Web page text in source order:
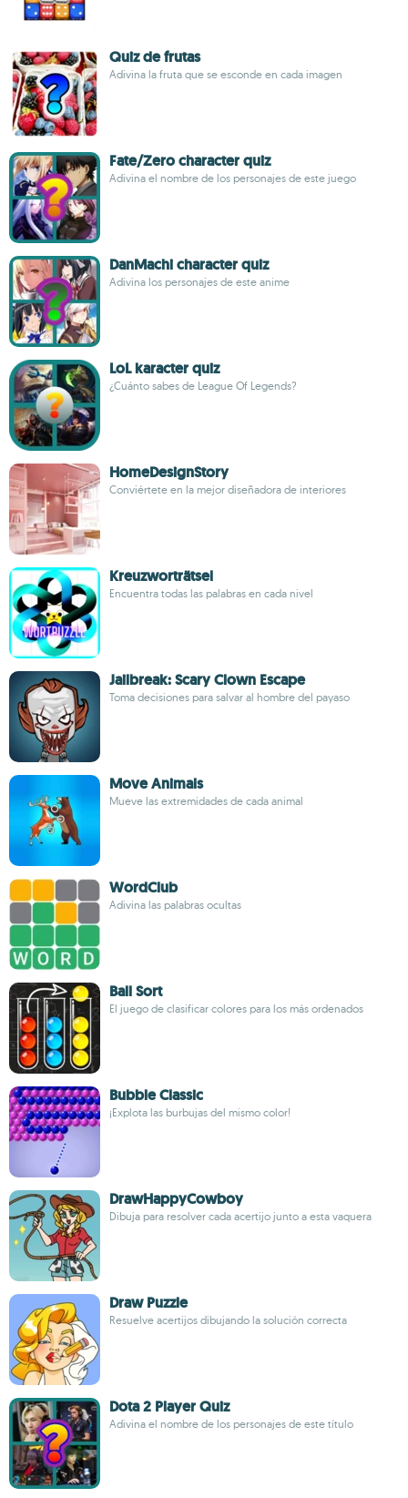
Quiz de frutas
Adivina la fruta que se esconde en cada imagen
Fate/Zero character quiz
Adivina el nombre de los personajes de este juego
DanMachi character quiz
Adivina los personajes de este anime
LoL karacter quiz
¿Cuánto sabes de League Of Legends?
HomeDesignStory
Conviértete en la mejor diseñadora de interiores
Kreuzworträtsel
Encuentra todas las palabras en cada nivel
Jailbreak: Scary Clown Escape
Toma decisiones para salvar al hombre del payaso
Move Animals
Mueve las extremidades de cada animal
WordClub
Adivina las palabras ocultas
Ball Sort
El juego de clasificar colores para los más ordenados
Bubble Classic
¡Explota las burbujas del mismo color!
DrawHappyCowboy
Dibuja para resolver cada acertijo junto a esta vaquera
Draw Puzzle
Resuelve acertijos dibujando la solución correcta
Dota 2 Player Quiz
Adivina el nombre de los personajes de este título